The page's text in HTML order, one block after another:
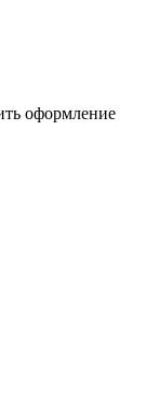
оформление